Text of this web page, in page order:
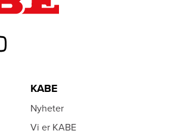
KABE
Nyheter
Vi er KABE